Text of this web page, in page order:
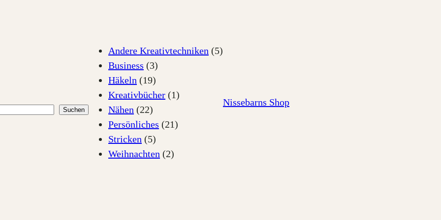
Suchen
Andere Kreativtechniken (5)
Business (3)
Häkeln (19)
Kreativbücher (1)
Nähen (22)
Persönliches (21)
Stricken (5)
Weihnachten (2)
Nissebarns Shop